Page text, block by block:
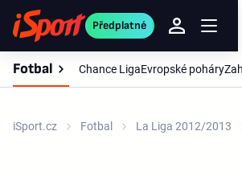
Předplatné
Fotbal Chance LigaEvropské poháry
iSport.cz Fotbal La Liga 2012/2013